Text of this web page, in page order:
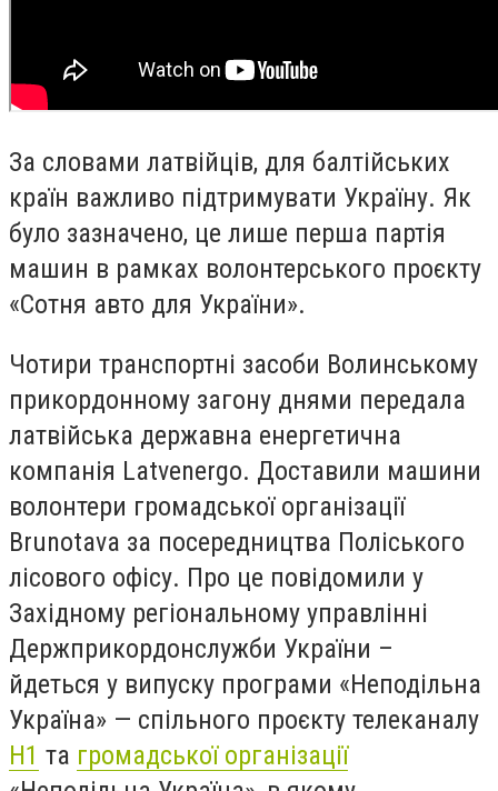
За словами латвійців, для балтійських
країн важливо підтримувати Україну. Як
було зазначено, це лише перша партія
машин в рамках волонтерського проєкту
«Сотня авто для України».
Чотири транспортні засоби Волинському
прикордонному загону днями передала
латвійська державна енергетична
компанія Latvenergo. Доставили машини
волонтери громадської організації
Brunotava за посередництва Поліського
лісового офісу. Про це повідомили у
Західному регіональному управлінні
Держприкордонслужби України –
йдеться у випуску програми «Неподільна
Україна» — спільного проєкту телеканалу
Н1 та громадської організації